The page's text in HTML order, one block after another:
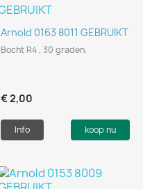
Arnold 0163 8011 GEBRUIKT
Bocht R4 , 30 graden.
€ 2,00
Info koop nu